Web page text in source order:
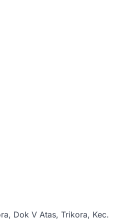
Dok V Atas, Trikora, Kec.